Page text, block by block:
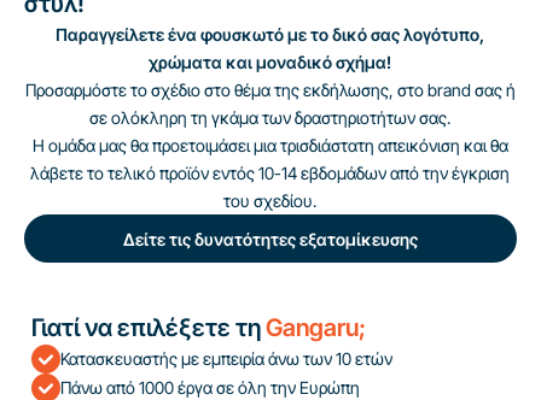
Παραγγείλετε ένα φουσκωτό με το δικό σας λογότυπο,
χρώματα και μοναδικό σχήμα!
Προσαρμόστε το σχέδιο στο θέμα της εκδήλωσης, στο brand σας ή
σε ολόκληρη τη γκάμα των δραστηριοτήτων σας.
Η ομάδα μας θα προετοιμάσει μια τρισδιάστατη απεικόνιση και θα
λάβετε το τελικό προϊόν εντός 10-14 εβδομάδων από την έγκριση
του σχεδίου.
Δείτε τις δυνατότητες εξατομίκευσης
Γιατί να επιλέξετε τηGangaru;
Κατασκευαστής με εμπειρία άνω των 10 ετών
Πάνω από 1000 έργα σε όλη την Ευρώπη